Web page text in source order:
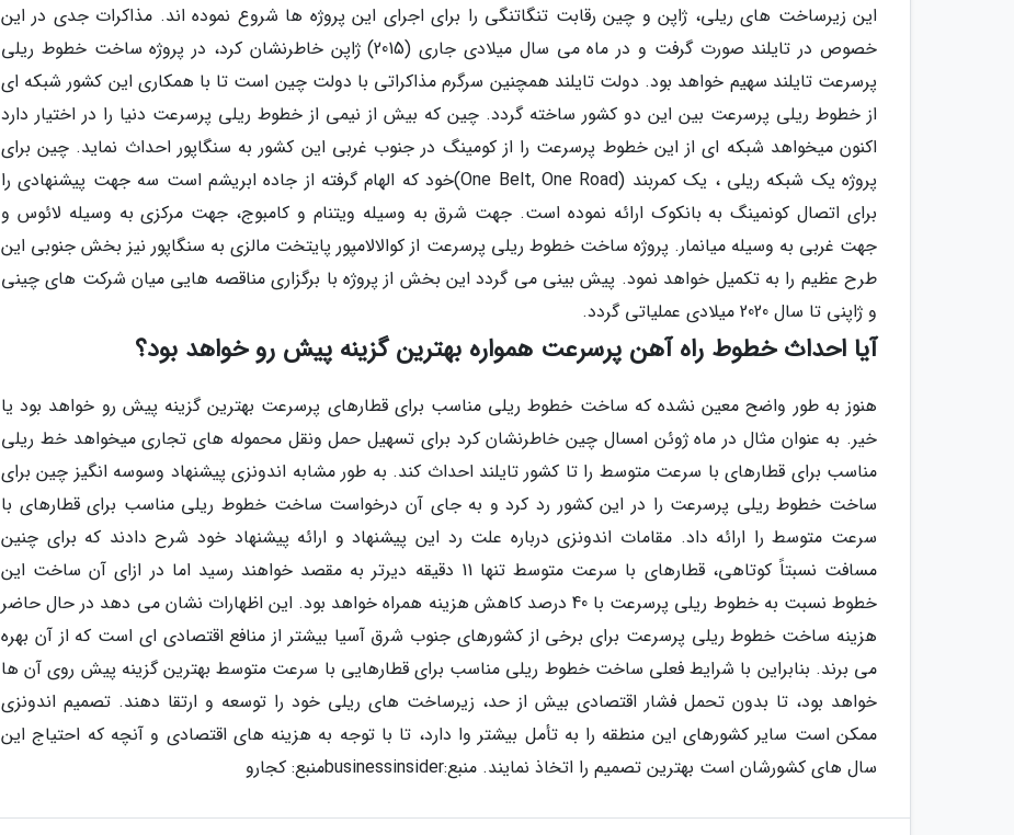
این زیرساخت های ریلی، ژاپن و چین رقابت تنگاتنگی را برای اجرای این پروژه ها شروع نموده اند. مذاکرات جدی در این
خصوص در تایلند صورت گرفت و در ماه می سال میلادی جاری (2015) ژاپن خاطرنشان کرد، در پروژه ساخت خطوط ریلی
پرسرعت تایلند سهیم خواهد بود. دولت تایلند همچنین سرگرم مذاکراتی با دولت چین است تا با همکاری این کشور شبکه ای
از خطوط ریلی پرسرعت بین این دو کشور ساخته گردد. چین که بیش از نیمی از خطوط ریلی پرسرعت دنیا را در اختیار دارد
اکنون میخواهد شبکه ای از این خطوط پرسرعت را از کومینگ در جنوب غربی این کشور به سنگاپور احداث نماید. چین برای
پروژه یک شبکه ریلی ، یک کمربند (One Belt, One Road)خود که الهام گرفته از جاده ابریشم است سه جهت پیشنهادی را
برای اتصال کونمینگ به بانکوک ارائه نموده است. جهت شرق به وسیله ویتنام و کامبوج، جهت مرکزی به وسیله لائوس و
جهت غربی به وسیله میانمار. پروژه ساخت خطوط ریلی پرسرعت از کوالالامپور پایتخت مالزی به سنگاپور نیز بخش جنوبی این
طرح عظیم را به تکمیل خواهد نمود. پیش بینی می گردد این بخش از پروژه با برگزاری مناقصه هایی میان شرکت های چینی
و ژاپنی تا سال 2020 میلادی عملیاتی گردد.
آیا احداث خطوط راه آهن پرسرعت همواره بهترین گزینه پیش رو خواهد بود؟
هنوز به طور واضح معین نشده که ساخت خطوط ریلی مناسب برای قطارهای پرسرعت بهترین گزینه پیش رو خواهد بود یا
خیر. به عنوان مثال در ماه ژوئن امسال چین خاطرنشان کرد برای تسهیل حمل ونقل محموله های تجاری میخواهد خط ریلی
مناسب برای قطارهای با سرعت متوسط را تا کشور تایلند احداث کند. به طور مشابه اندونزی پیشنهاد وسوسه انگیز چین برای
ساخت خطوط ریلی پرسرعت را در این کشور رد کرد و به جای آن درخواست ساخت خطوط ریلی مناسب برای قطارهای با
سرعت متوسط را ارائه داد. مقامات اندونزی درباره علت رد این پیشنهاد و ارائه پیشنهاد خود شرح دادند که برای چنین
مسافت نسبتاً کوتاهی، قطارهای با سرعت متوسط تنها 11 دقیقه دیرتر به مقصد خواهند رسید اما در ازای آن ساخت این
خطوط نسبت به خطوط ریلی پرسرعت با 40 درصد کاهش هزینه همراه خواهد بود. این اظهارات نشان می دهد در حال حاضر
هزینه ساخت خطوط ریلی پرسرعت برای برخی از کشورهای جنوب شرق آسیا بیشتر از منافع اقتصادی ای است که از آن بهره
می برند. بنابراین با شرایط فعلی ساخت خطوط ریلی مناسب برای قطارهایی با سرعت متوسط بهترین گزینه پیش روی آن ها
خواهد بود، تا بدون تحمل فشار اقتصادی بیش از حد، زیرساخت های ریلی خود را توسعه و ارتقا دهند. تصمیم اندونزی
ممکن است سایر کشورهای این منطقه را به تأمل بیشتر وا دارد، تا با توجه به هزینه های اقتصادی و آنچه که احتیاج این
سال های کشورشان است بهترین تصمیم را اتخاذ نمایند. منبع:businessinsider
منبع: کجارو